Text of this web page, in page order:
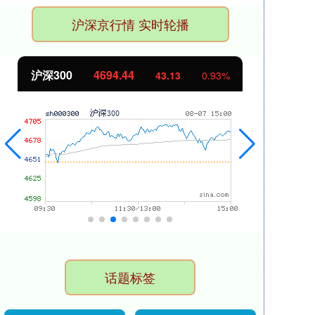
沪深京行情 实时轮播
沪深300 4694.44 43.13 0.93%
话题标签